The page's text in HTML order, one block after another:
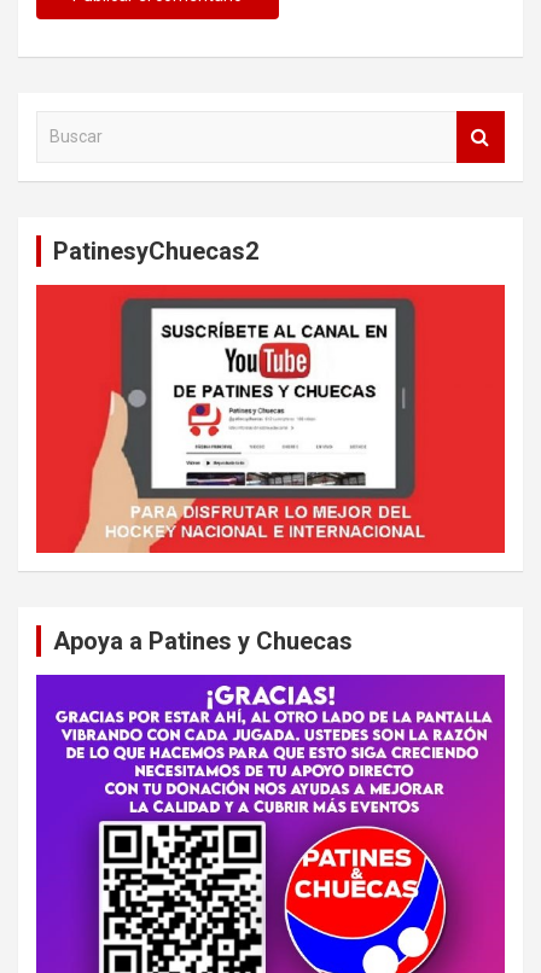
PatinesyChuecas2
Apoya a Patines y Chuecas